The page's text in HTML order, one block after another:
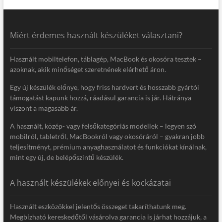
Miért érdemes használt készüléket választani?
Használt mobiltelefon, táblagép, MacBook és okosóra tesztek –
azoknak, akik minőséget szeretnének elérhető áron.
Egy új készülék előnye, hogy friss hardvert és hosszabb gyártói
támogatást kapunk hozzá, ráadásul garancia is jár. Hátránya
viszont a magasabb ár.
A használt, közép- vagy felsőkategóriás modellek – legyen szó
mobilról, tabletről, MacBookról vagy okosóráról – gyakran jobb
teljesítményt, prémium anyaghasználatot és funkciókat kínálnak,
mint egy új, de belépőszintű készülék.
A használt készülékek előnyei és kockázatai
Használt eszközökkel jelentős összeget takaríthatunk meg.
Megbízható kereskedőtől vásárolva garancia is járhat hozzájuk, a